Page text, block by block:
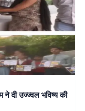
ने दी उज्ज्वल भविष्य की